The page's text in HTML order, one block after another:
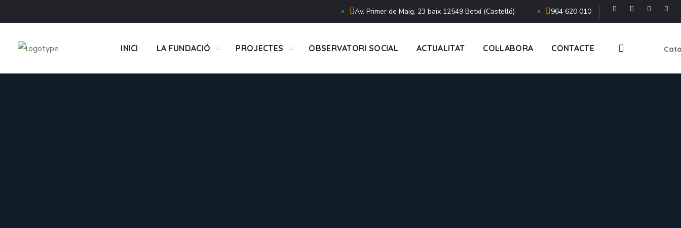
Av. Primer de Maig, 23 baix 12549 Betxí (Castelló) 964 620 010
INICI LA FUNDACIÓ PROJECTES OBSERVATORI SOCIAL ACTUALITAT COL·LABORA CONTACTE